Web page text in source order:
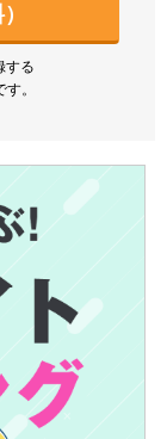
する
。